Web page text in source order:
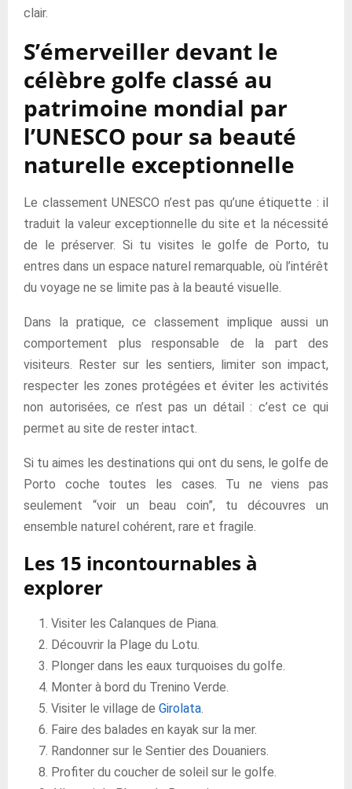
clair.
S’émerveiller devant le
célèbre golfe classé au
patrimoine mondial par
l’UNESCO pour sa beauté
naturelle exceptionnelle
Le classement UNESCO n’est pas qu’une étiquette : il
traduit la valeur exceptionnelle du site et la nécessité
de le préserver. Si tu visites le golfe de Porto, tu
entres dans un espace naturel remarquable, où l’intérêt
du voyage ne se limite pas à la beauté visuelle.
Dans la pratique, ce classement implique aussi un
comportement plus responsable de la part des
visiteurs. Rester sur les sentiers, limiter son impact,
respecter les zones protégées et éviter les activités
non autorisées, ce n’est pas un détail : c’est ce qui
permet au site de rester intact.
Si tu aimes les destinations qui ont du sens, le golfe de
Porto coche toutes les cases. Tu ne viens pas
seulement “voir un beau coin”, tu découvres un
ensemble naturel cohérent, rare et fragile.
Les 15 incontournables à
explorer
Visiter les Calanques de Piana.
Découvrir la Plage du Lotu.
Plonger dans les eaux turquoises du golfe.
Monter à bord du Trenino Verde.
Visiter le village de Girolata.
Faire des balades en kayak sur la mer.
Randonner sur le Sentier des Douaniers.
Profiter du coucher de soleil sur le golfe.